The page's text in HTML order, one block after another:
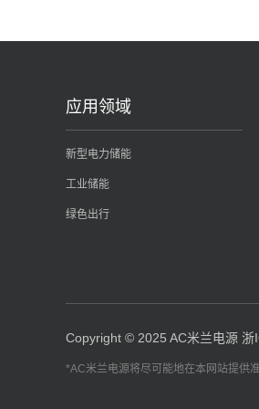
应用领域
新型电力储能
工业储能
绿色出行
Copyright © 2025 AC米兰电源 浙
*AC米兰电源将尽可能地在本网站提供